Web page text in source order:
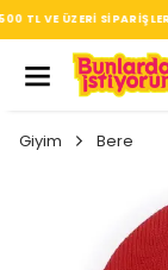
SEÇTIĞIN
Giyim Bere